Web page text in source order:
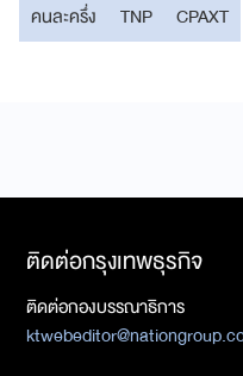
คนละครึ่ง
TNP CPAXT
ติดต่อกรุงเทพธุรกิจ
ติดต่อกองบรรณาธิการ